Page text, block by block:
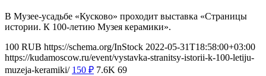
В Музее-усадьбе «Кусково» проходит выставка «Страницы
истории. К 100-летию Музея керамики».
100 RUB https://schema.org/InStock 2022-05-31T18:58:00+03:00
https://kudamoscow.ru/event/vystavka-stranitsy-istorii-k-100-letiju-
muzeja-keramiki/ 150 ₽ 7.6K 69